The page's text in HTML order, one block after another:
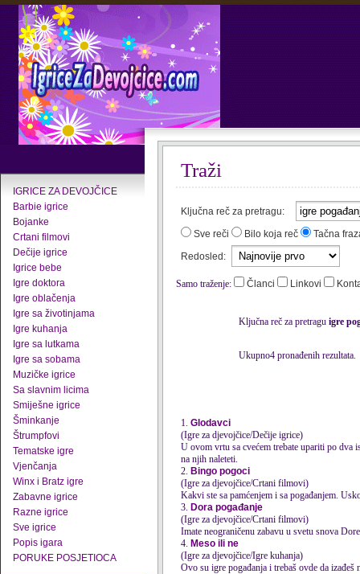
IGRICE ZA DEVOJČICE
Barbie igrice
Bojanke
Crtani filmovi
Dečije igrice
Igrice bebe
Igre doktora
Igre oblačenja
Igre sa životinjama
Igre kuhanja
Igre sa lutkama
Igre sa sobama
Muzičke igrice
Sa slavnim licima
Smiješne igrice
Šminkanje
Štrumpfovi
Tematske igre
Vjenčanja
Winx i Bratz igre
Zabavne igrice
Razne igrice
Sve igrice
Popis igara
PORUKE POSJETIOCA
Traži
Ključna reč za pretragu:
Sve reči
Bilo koja reč
Tačna
Redosled:
Samo traženje: Članci Linkovi
Ključna reč za pretragu igre
Ukupno4 pronađenih rezultata.
1. Glodavci
(Igre za djevojčice/Dečije igrice)
U ovom vrtu sa cvećem trebate upariti po dva
na njih naleteti.
2. Bingo pogoci
(Igre za djevojčice/Crtani filmovi)
Kakvi ste sa pamćenjem i sa pogađanjem.
3. Dora pogađanje
(Igre za djevojčice/Crtani filmovi)
Imate neograničenu zabavu u svetu snova
4. Meso ili ne
(Igre za djevojčice/Igre kuhanja)
Ovo su igre pogađanja i trebaš ovde da